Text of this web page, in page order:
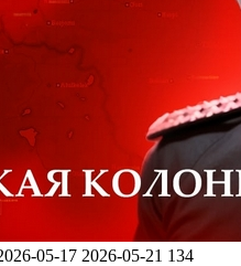
05-17 2026-05-21 134